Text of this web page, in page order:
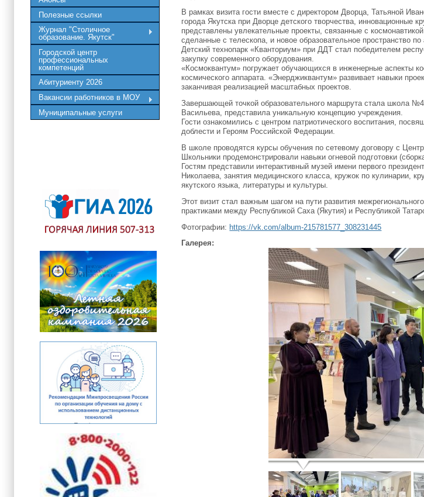
Полезные ссылки
Журнал "Столичное
образование. Якутск"
Городской центр
профессиональных
компетенций
Абитуриенту 2026
Вакансии работников в МОУ
Муниципальные услуги
В рамках визита гости вместе с директором Дворца, Татьяной
города Якутска при Дворце детского творчества, инновационные
представлены увлекательные проекты, связанные с
сделанные с телескопа, и новое образовательное пространство
Детский технопарк «Кванториум» при ДДТ стал победителем
закупку современного оборудования.
«Космоквантум» погружает обучающихся в инженерные аспекты
космического аппарата. «Энерджиквантум» развивает навыки
заканчивая реализацией масштабных проектов.
Завершающей точкой образовательного маршрута стала школа
Васильева, представила уникальную концепцию учреждения.
Гости ознакомились с центром патриотического воспитания,
доблести и Героям Российской Федерации.
В школе проводятся курсы обучения по сетевому договору с
Школьники продемонстрировали навыки огневой подготовки
Гостям представили интерактивный музей имени первого
Николаева, занятия медицинского класса, кружок по кулинарии,
якутского языка, литературы и культуры.
Этот визит стал важным шагом на пути развития
практиками между Республикой Саха (Якутия) и Республикой
Фотографии: https://vk.com/album-215781577_308231445
Галерея: